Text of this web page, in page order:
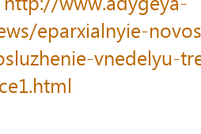
eparxialnyie-
vnedelyu-